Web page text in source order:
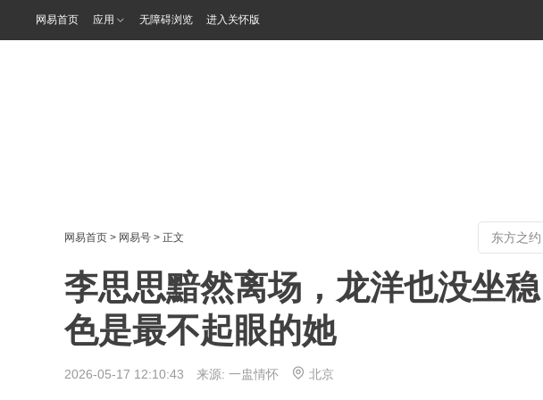
网易首页 应用 无障碍浏览 进入关怀版
网易首页 > 网易号 > 正文
李思思黯然离场，龙洋也没坐
色是最不起眼的她
2026-05-17 12:10:43 来源: 一盅情怀 北京